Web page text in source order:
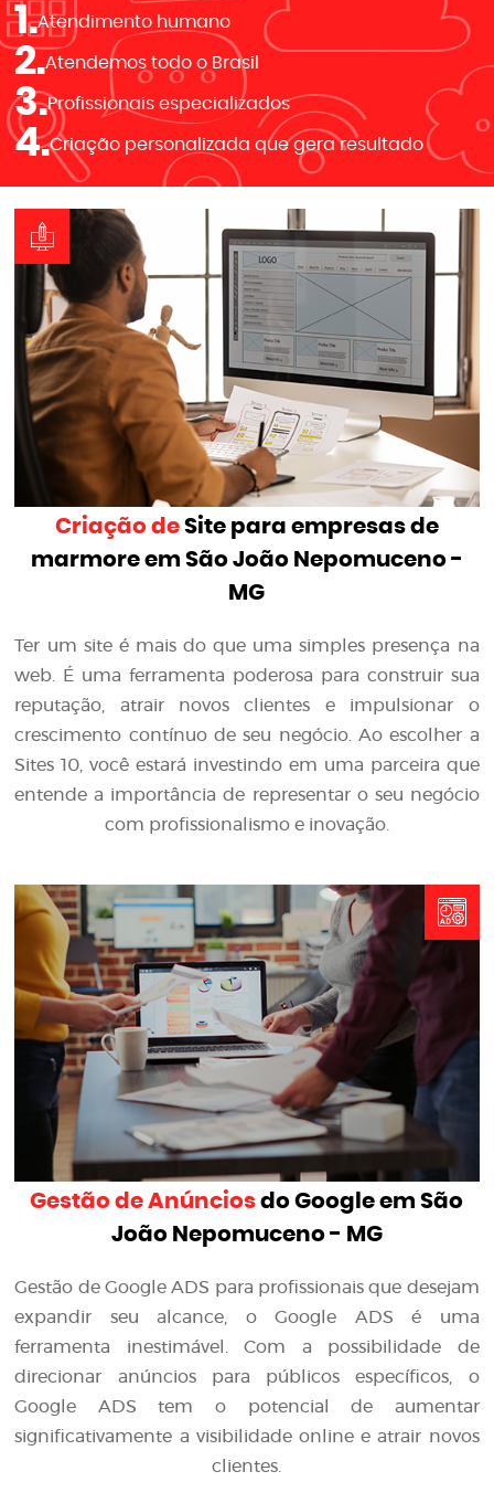
1.Atendimento humano
2.Atendemos todo o Brasil
3.Profissionais especializados
4.Criação personalizada que gera resultado
Criação deSite para empresas de
marmore em São João Nepomuceno -
MG
Ter um site é mais do que uma simples presença na
web. É uma ferramenta poderosa para construir sua
reputação, atrair novos clientes e impulsionar o
crescimento contínuo de seu negócio. Ao escolher a
Sites 10, você estará investindo em uma parceira que
entende a importância de representar o seu negócio
com profissionalismo e inovação.
Gestão de Anúncios do Google em São
João Nepomuceno - MG
Gestão de Google ADS para profissionais que desejam
expandir seu alcance, o Google ADS é uma
ferramenta inestimável. Com a possibilidade de
direcionar anúncios para públicos específicos, o
Google ADS tem o potencial de aumentar
significativamente a visibilidade online e atrair novos
clientes.